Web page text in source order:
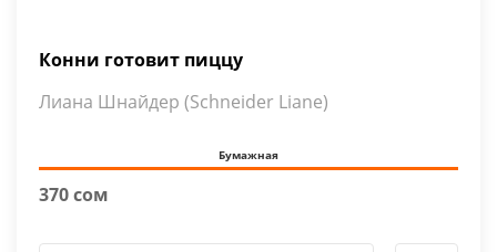
Конни готовит пиццу
Лиана Шнайдер (Schneider Liane)
Бумажная
370 сом